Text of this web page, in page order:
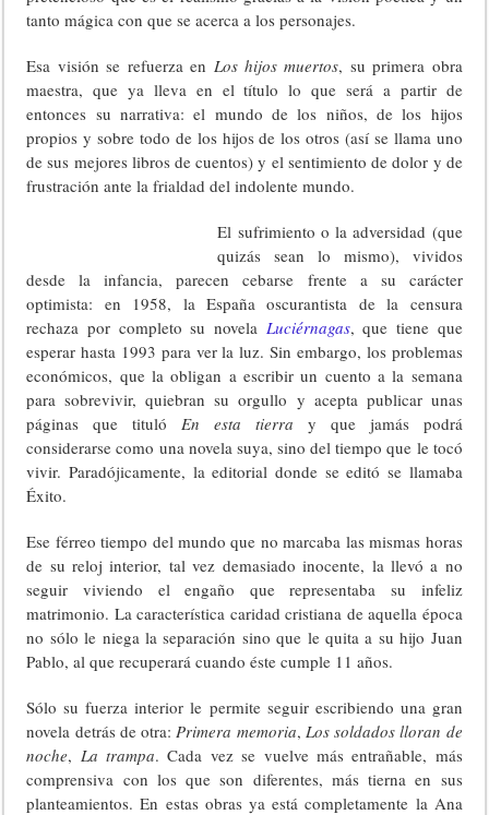
tanto mágica con que se acerca a los personajes.
Esa visión se refuerza en Los hijos muertos, su primera obra
maestra, que ya lleva en el título lo que será a partir de
entonces su narrativa: el mundo de los niños, de los hijos
propios y sobre todo de los hijos de los otros (así se llama uno
de sus mejores libros de cuentos) y el sentimiento de dolor y de
frustración ante la frialdad del indolente mundo.
El sufrimiento o la adversidad (que
quizás sean lo mismo), vividos
desde la infancia, parecen cebarse frente a su carácter
optimista: en 1958, la España oscurantista de la censura
rechaza por completo su novela Luciérnagas, que tiene que
esperar hasta 1993 para ver la luz. Sin embargo, los problemas
económicos, que la obligan a escribir un cuento a la semana
para sobrevivir, quiebran su orgullo y acepta publicar unas
páginas que titulóEn esta tierra y que jamás podrá
considerarse como una novela suya, sino del tiempo que le tocó
vivir. Paradójicamente, la editorial donde se editó se llamaba
Éxito.
Ese férreo tiempo del mundo que no marcaba las mismas horas
de su reloj interior, tal vez demasiado inocente, la llevó a no
seguir viviendo el engaño que representaba su infeliz
matrimonio. La característica caridad cristiana de aquella época
no sólo le niega la separación sino que le quita a su hijo Juan
Pablo, al que recuperará cuando éste cumple 11 años.
Sólo su fuerza interior le permite seguir escribiendo una gran
novela detrás de otra:Primera memoria, Los soldados lloran de
noche, La trampa. Cada vez se vuelve más entrañable, más
comprensiva con los que son diferentes, más tierna en sus
planteamientos. En estas obras ya está completamente la Ana